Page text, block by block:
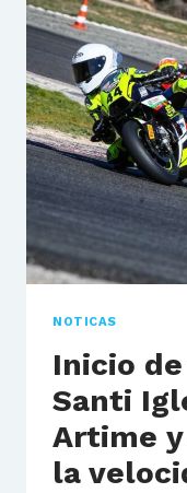
EN
EL
DE
DE
TRIAL.
NOTICAS
Inicio
Santi
Artime y
la